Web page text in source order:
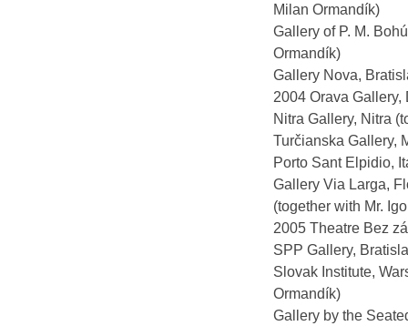
Milan Ormandík)
Gallery of P. M.
Ormandík)
Gallery Nova,
2004 Orava
Nitra Gallery, Nitra
Turčianska Gallery,
Porto Sant Elpidio,
Gallery Via Larga,
(together with Mr.
2005 Theatre Bez
SPP Gallery,
Slovak Institute,
Ormandík)
Gallery by the